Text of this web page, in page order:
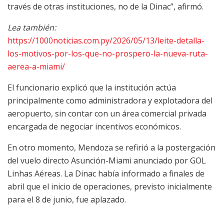
través de otras instituciones, no de la Dinac”, afirmó.
Lea también:
https://1000noticias.com.py/2026/05/13/leite-detalla-
los-motivos-por-los-que-no-prospero-la-nueva-ruta-
aerea-a-miami/
El funcionario explicó que la institución actúa
principalmente como administradora y explotadora del
aeropuerto, sin contar con un área comercial privada
encargada de negociar incentivos económicos.
En otro momento, Mendoza se refirió a la postergación
del vuelo directo Asunción-Miami anunciado por GOL
Linhas Aéreas. La Dinac había informado a finales de
abril que el inicio de operaciones, previsto inicialmente
para el 8 de junio, fue aplazado.